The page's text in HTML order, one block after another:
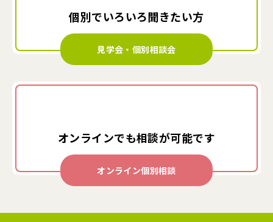
個別でいろいろ聞きたい方
見学会・個別相談会
オンラインでも相談が可能です
オンライン個別相談